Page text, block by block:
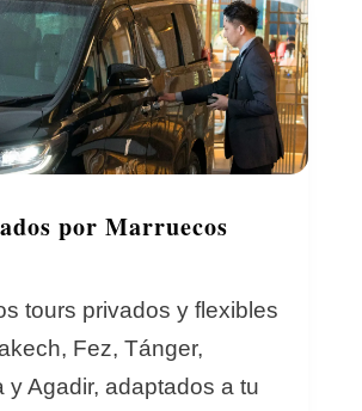
por Marruecos
tours privados y flexibles
Fez, Tánger,
y Agadir, adaptados a tu